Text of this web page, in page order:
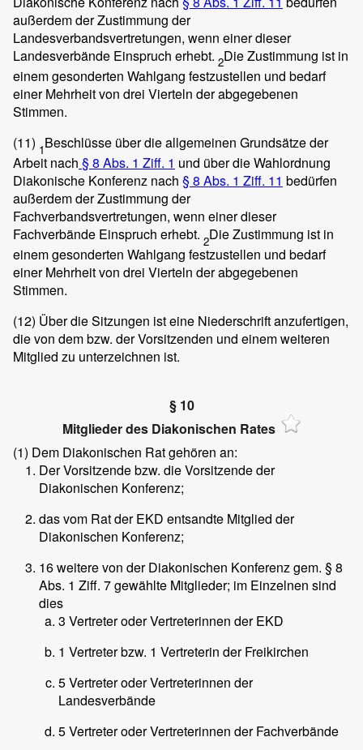
außerdem der Zustimmung der
Landesverbandsvertretungen, wenn einer dieser
Landesverbände Einspruch erhebt. 2Die Zustimmung ist in
einem gesonderten Wahlgang festzustellen und bedarf
einer Mehrheit von drei Vierteln der abgegebenen
Stimmen.
(11) 1Beschlüsse über die allgemeinen Grundsätze der
Arbeit nach § 8 Abs. 1 Ziff. 1 und über die Wahlordnung
Diakonische Konferenz nach § 8 Abs. 1 Ziff. 11 bedürfen
außerdem der Zustimmung der
Fachverbandsvertretungen, wenn einer dieser
Fachverbände Einspruch erhebt. 2Die Zustimmung ist in
einem gesonderten Wahlgang festzustellen und bedarf
einer Mehrheit von drei Vierteln der abgegebenen
Stimmen.
(12) Über die Sitzungen ist eine Niederschrift anzufertigen,
die von dem bzw. der Vorsitzenden und einem weiteren
Mitglied zu unterzeichnen ist.
§ 10
Mitglieder des Diakonischen Rates
(1) Dem Diakonischen Rat gehören an:
Der Vorsitzende bzw. die Vorsitzende der
Diakonischen Konferenz;
das vom Rat der EKD entsandte Mitglied der
Diakonischen Konferenz;
16 weitere von der Diakonischen Konferenz gem. § 8
Abs. 1 Ziff. 7 gewählte Mitglieder; im Einzelnen sind
dies
3 Vertreter oder Vertreterinnen der EKD
1 Vertreter bzw. 1 Vertreterin der Freikirchen
5 Vertreter oder Vertreterinnen der
Landesverbände
5 Vertreter oder Vertreterinnen der Fachverbände